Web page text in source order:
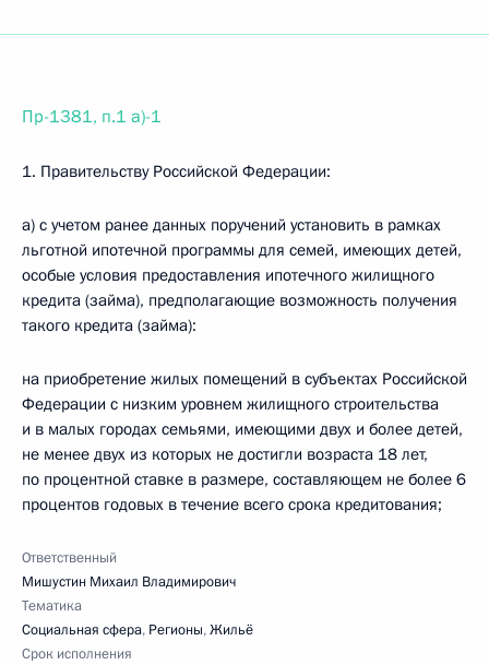
Пр-1381, п.1 а)-1
1. Правительству Российской Федерации:
а) с учетом ранее данных поручений установить в рамках
льготной ипотечной программы для семей, имеющих детей,
особые условия предоставления ипотечного жилищного
кредита (займа), предполагающие возможность получения
такого кредита (займа):
на приобретение жилых помещений в субъектах Российской
Федерации с низким уровнем жилищного строительства
и в малых городах семьями, имеющими двух и более детей,
не менее двух из которых не достигли возраста 18 лет,
по процентной ставке в размере, составляющем не более 6
процентов годовых в течение всего срока кредитования;
Ответственный
Мишустин Михаил Владимирович
Тематика
Социальная сфера, Регионы,Жильё
Срок исполнения